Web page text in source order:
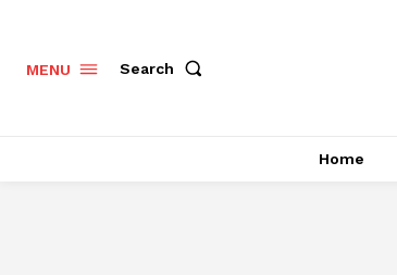
MENU Search
Home